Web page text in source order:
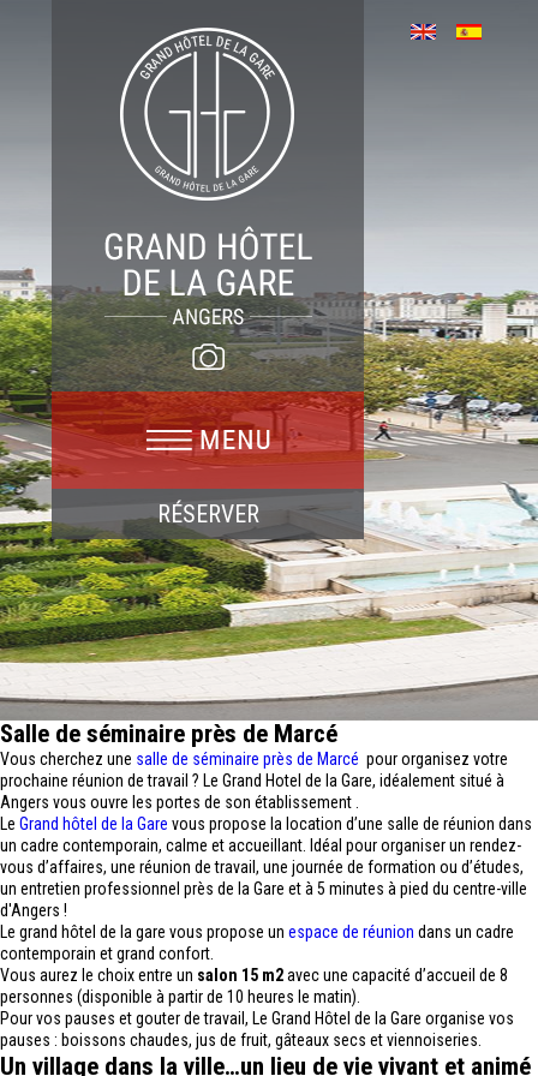
RÉSERVER
Salle de séminaire près de Marcé
Vous cherchez une salle de séminaire près de Marcé pour organisez votre
prochaine réunion de travail ? Le Grand Hotel de la Gare, idéalement situé à
Angers vous ouvre les portes de son établissement .
Le Grand hôtel de la Gare vous propose la location d’une salle de réunion dans
un cadre contemporain, calme et accueillant. Idéal pour organiser un rendez-
vous d’affaires, une réunion de travail, une journée de formation ou d’études,
un entretien professionnel près de la Gare et à 5 minutes à pied du centre-ville
d'Angers !
Le grand hôtel de la gare vous propose un espace de réunion dans un cadre
contemporain et grand confort.
Vous aurez le choix entre un salon 15 m2avec une capacité d’accueil de 8
personnes (disponible à partir de 10 heures le matin).
Pour vos pauses et gouter de travail, Le Grand Hôtel de la Gare organise vos
pauses : boissons chaudes, jus de fruit, gâteaux secs et viennoiseries.
Un village dans la ville…un lieu de vie vivant et animé